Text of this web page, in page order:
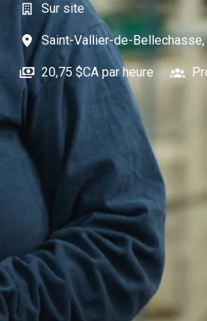
Sur site
Saint-Vallier-de-Bellechasse,
20,75 $CA par heure